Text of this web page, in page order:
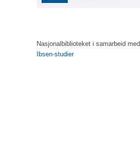
Nasjonalbiblioteket i samarbeid med
Ibsen-studier